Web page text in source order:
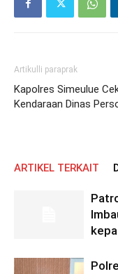
Artikulli paraprak
Kapolres Simeulue
Kendaraan Dinas
ARTIKEL TERKAIT